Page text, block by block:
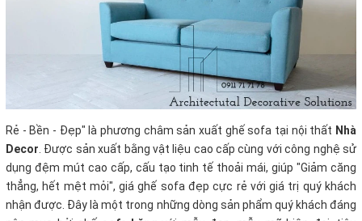
Rẻ - Bền - Đẹp" là phương châm sản xuất ghế sofa tại nội thất Nhà
Decor . Được sản xuất bằng vật liệu cao cấp cùng với công nghệ sử
dụng đệm mút cao cấp, cấu tạo tinh tế thoải mái, giúp "Giảm căng
thẳng, hết mệt mỏi", giá ghế sofa đẹp cực rẻ với giá trị quý khách
nhận được. Đây là một trong những dòng sản phẩm quý khách đáng